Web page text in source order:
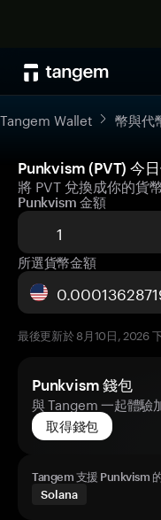
Tangem Wallet 幣與代
Punkvism (PVT) 今
將 PVT 兌換成你的貨
Punkvism 金額
所選貨幣金額
最後更新於 8月10日, 2026
Punkvism 錢包
與 Tangem 一起體驗
取得錢包
Tangem 支援 Punkvism
Solana